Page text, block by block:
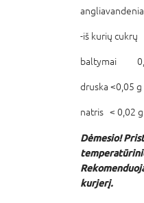
-iš kurių
baltymai
druska <0,05 g
natris < 0,02 g
Dėmesio!
kurjerį.